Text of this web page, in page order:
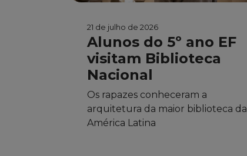
21 de julho de 2026
Alunos do 5º ano EF
visitam Biblioteca
Nacional
Os rapazes conheceram a
arquitetura da maior biblioteca da
América Latina